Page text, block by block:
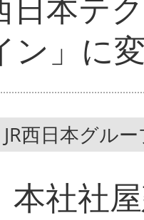
ン」に
JR西日本グル
社社